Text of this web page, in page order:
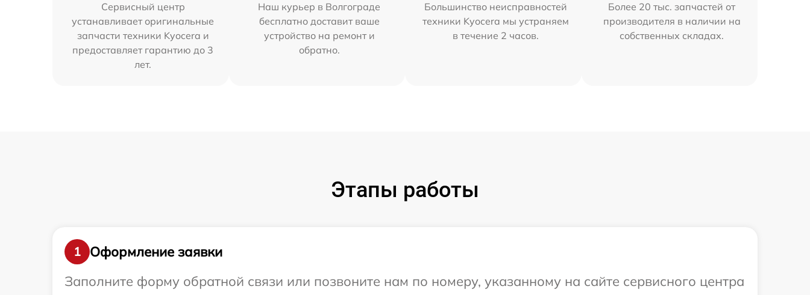
Сервисный центр
устанавливает оригинальные
запчасти техники Kyocera и
предоставляет гарантию до 3
лет.
Наш курьер в Волгограде
бесплатно доставит ваше
устройство на ремонт и
обратно.
Большинство неисправностей
техники Kyocera мы устраняем
в течение 2 часов.
Более 20 тыс. запчастей от
производителя в наличии на
собственных складах.
Этапы работы
1
Оформление заявки
Заполните форму обратной связи или позвоните нам по номеру, указанному на сайте сервисного центра